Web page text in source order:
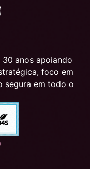
anos apoiando
foco em
segura em todo o